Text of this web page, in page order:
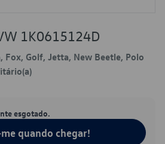
1K0615124D
Fox, Golf, Jetta, New Beetle, Polo
esgotado.
quando chegar!